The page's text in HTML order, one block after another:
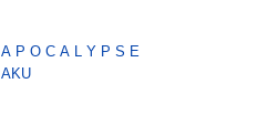
A P O C A L Y P S E
AKU